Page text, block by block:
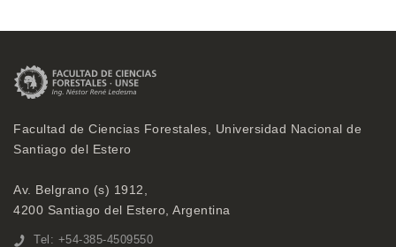
Facultad de Ciencias Forestales, Universidad Nacional de
Santiago del Estero
Av. Belgrano (s) 1912,
4200 Santiago del Estero, Argentina
Tel: +54-385-4509550